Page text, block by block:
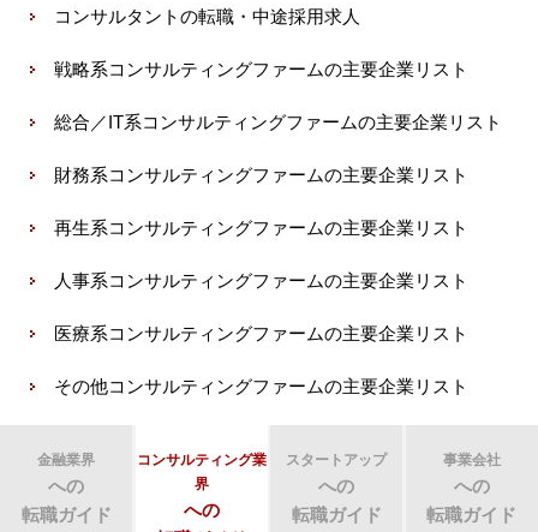
コンサルタントの転職・中途採用求人
戦略系コンサルティングファームの主要企業リスト
総合／IT系コンサルティングファームの主要企業リスト
財務系コンサルティングファームの主要企業リスト
再生系コンサルティングファームの主要企業リスト
人事系コンサルティングファームの主要企業リスト
医療系コンサルティングファームの主要企業リスト
その他コンサルティングファームの主要企業リスト
金融業界
への
転職ガイド
コンサルティング業
界
への
スタートアップ
への
転職ガイド
事業会社
への
転職ガイド